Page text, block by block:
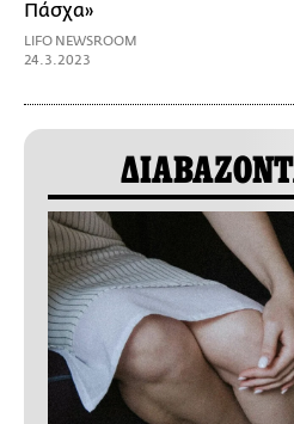
Πάσχα»
LIFO NEWSROOM
24.3.2023